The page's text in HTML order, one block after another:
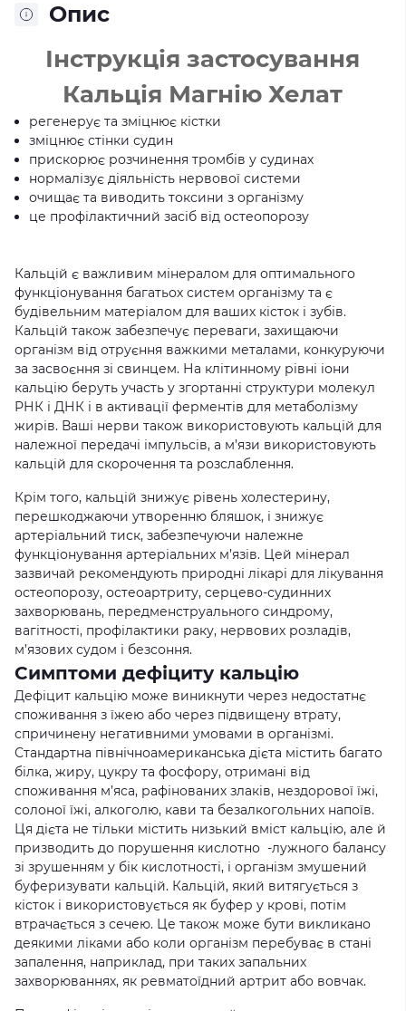
Опис
Інструкція застосування
Кальція Магнію Хелат
регенерує та зміцнює кістки
зміцнює стінки судин
прискорює розчинення тромбів у судинах
нормалізує діяльність нервової системи
очищає та виводить токсини з організму
це профілактичний засіб від остеопорозу
Кальцій є важливим мінералом для оптимального
функціонування багатьох систем організму та є
будівельним матеріалом для ваших кісток і зубів.
Кальцій також забезпечує переваги, захищаючи
організм від отруєння важкими металами, конкуруючи
за засвоєння зі свинцем. На клітинному рівні іони
кальцію беруть участь у згортанні структури молекул
РНК і ДНК і в активації ферментів для метаболізму
жирів. Ваші нерви також використовують кальцій для
належної передачі імпульсів, а м’язи використовують
кальцій для скорочення та розслаблення.
Крім того, кальцій знижує рівень холестерину,
перешкоджаючи утворенню бляшок, і знижує
артеріальний тиск, забезпечуючи належне
функціонування артеріальних м’язів. Цей мінерал
зазвичай рекомендують природні лікарі для лікування
остеопорозу, остеоартриту, серцево-судинних
захворювань, передменструального синдрому,
вагітності, профілактики раку, нервових розладів,
м’язових судом і безсоння.
Симптоми дефіциту кальцію
Дефіцит кальцію може виникнути через недостатнє
споживання з їжею або через підвищену втрату,
спричинену негативними умовами в організмі.
Стандартна північноамериканська дієта містить багато
білка, жиру, цукру та фосфору, отримані від
споживання м’яса, рафінованих злаків, нездорової їжі,
солоної їжі, алкоголю, кави та безалкогольних напоїв.
Ця дієта не тільки містить низький вміст кальцію, але й
призводить до порушення кислотно -лужного балансу
зі зрушенням у бік кислотності, і організм змушений
буферизувати кальцій. Кальцій, який витягується з
кісток і використовується як буфер у крові, потім
втрачається з сечею. Це також може бути викликано
деякими ліками або коли організм перебуває в стані
запалення, наприклад, при таких запальних
захворюваннях, як ревматоїдний артрит або вовчак.